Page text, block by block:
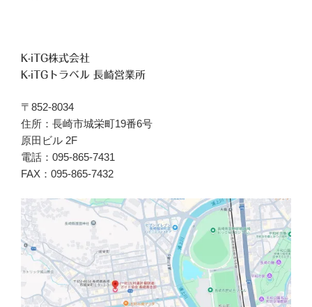
K-iTG株式会社
K-iTGトラベル 長崎営業所
〒852-8034
住所：長崎市城栄町19番6号
原田ビル 2F
電話：095-865-7431
FAX：095-865-7432